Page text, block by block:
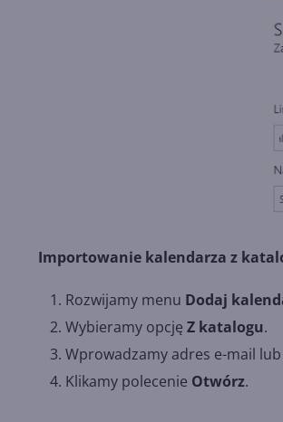
Importowanie kalendarza z
Rozwijamy menu Dodaj
Wybieramy opcję Z katalogu.
Wprowadzamy adres e-mail
Klikamy polecenie Otwórz.